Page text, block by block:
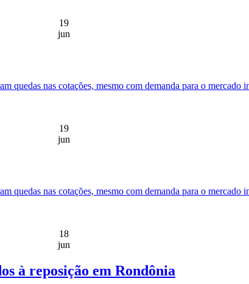
19
jun
quedas nas cotações, mesmo com demanda para o mercado
19
jun
quedas nas cotações, mesmo com demanda para o mercado
18
jun
à reposição em Rondônia